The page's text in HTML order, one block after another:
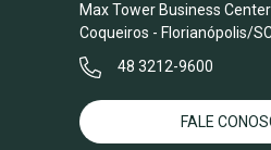
Max Tower Business
Coqueiros - Florianópolis/
48 3212-9600
FALE